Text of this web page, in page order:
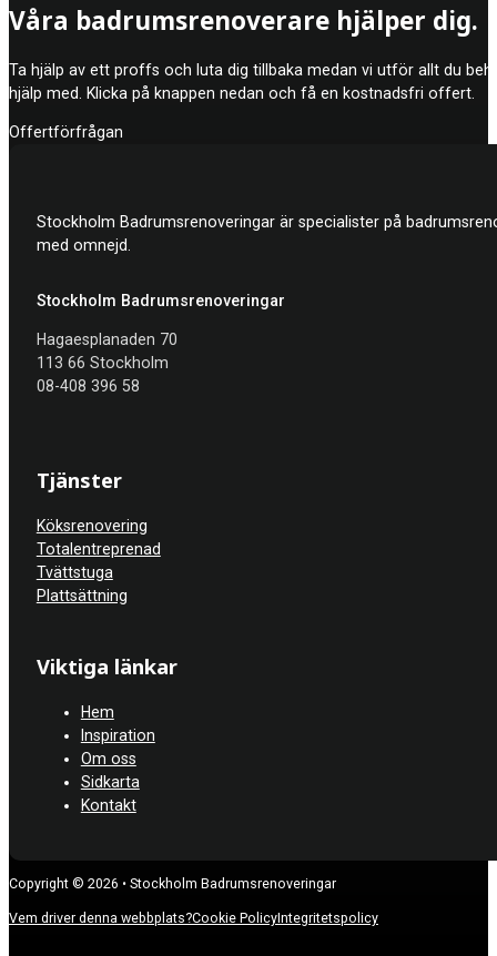
kompensation från ditt försäkringsbolag om du har utfört
Våra badrumsrenoverare hjälper dig.
Ta hjälp av ett proffs och luta dig tillbaka medan vi utför allt du
hjälp med. Klicka på knappen nedan och få en kostnadsfri offert.
Offertförfrågan
Stockholm Badrumsrenoveringar är specialister på
med omnejd.
Stockholm Badrumsrenoveringar
Hagaesplanaden 70
113 66 Stockholm
08-408 396 58
Tjänster
Köksrenovering
Totalentreprenad
Tvättstuga
Plattsättning
Viktiga länkar
Hem
Inspiration
Om oss
Sidkarta
Kontakt
Copyright © 2026 • Stockholm Badrumsrenoveringar
Vem driver denna webbplats?Cookie PolicyIntegritetspolicy